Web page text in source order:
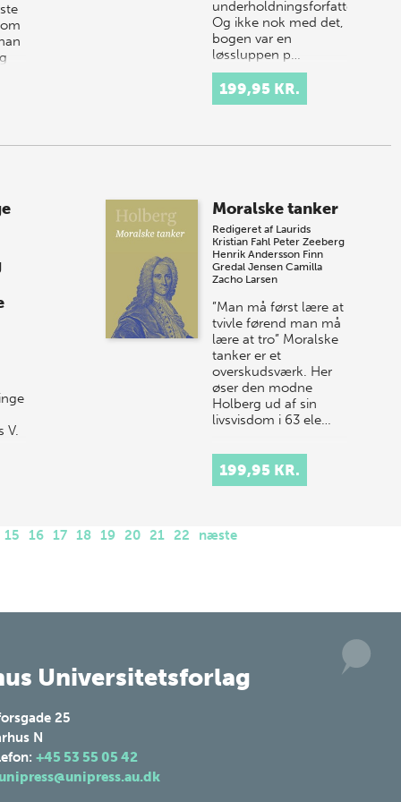
underholdningsforfatter.
Og ikke nok med det,
bogen var en
løssluppen p…
199,95 KR.
V.
Moralske tanker
Redigeret af Laurids
Kristian Fahl Peter Zeeberg
Henrik Andersson Finn
Gredal Jensen Camilla
Zacho Larsen
”Man må først lære at
tvivle førend man må
lære at tro” Moralske
tanker er et
overskudsværk. Her
øser den modne
Holberg ud af sin
livsvisdom i 63 ele…
199,95 KR.
15 16 17 18 19 20 21 22 næste
Universitetsforlag
25
N
+45 53 55 05 42